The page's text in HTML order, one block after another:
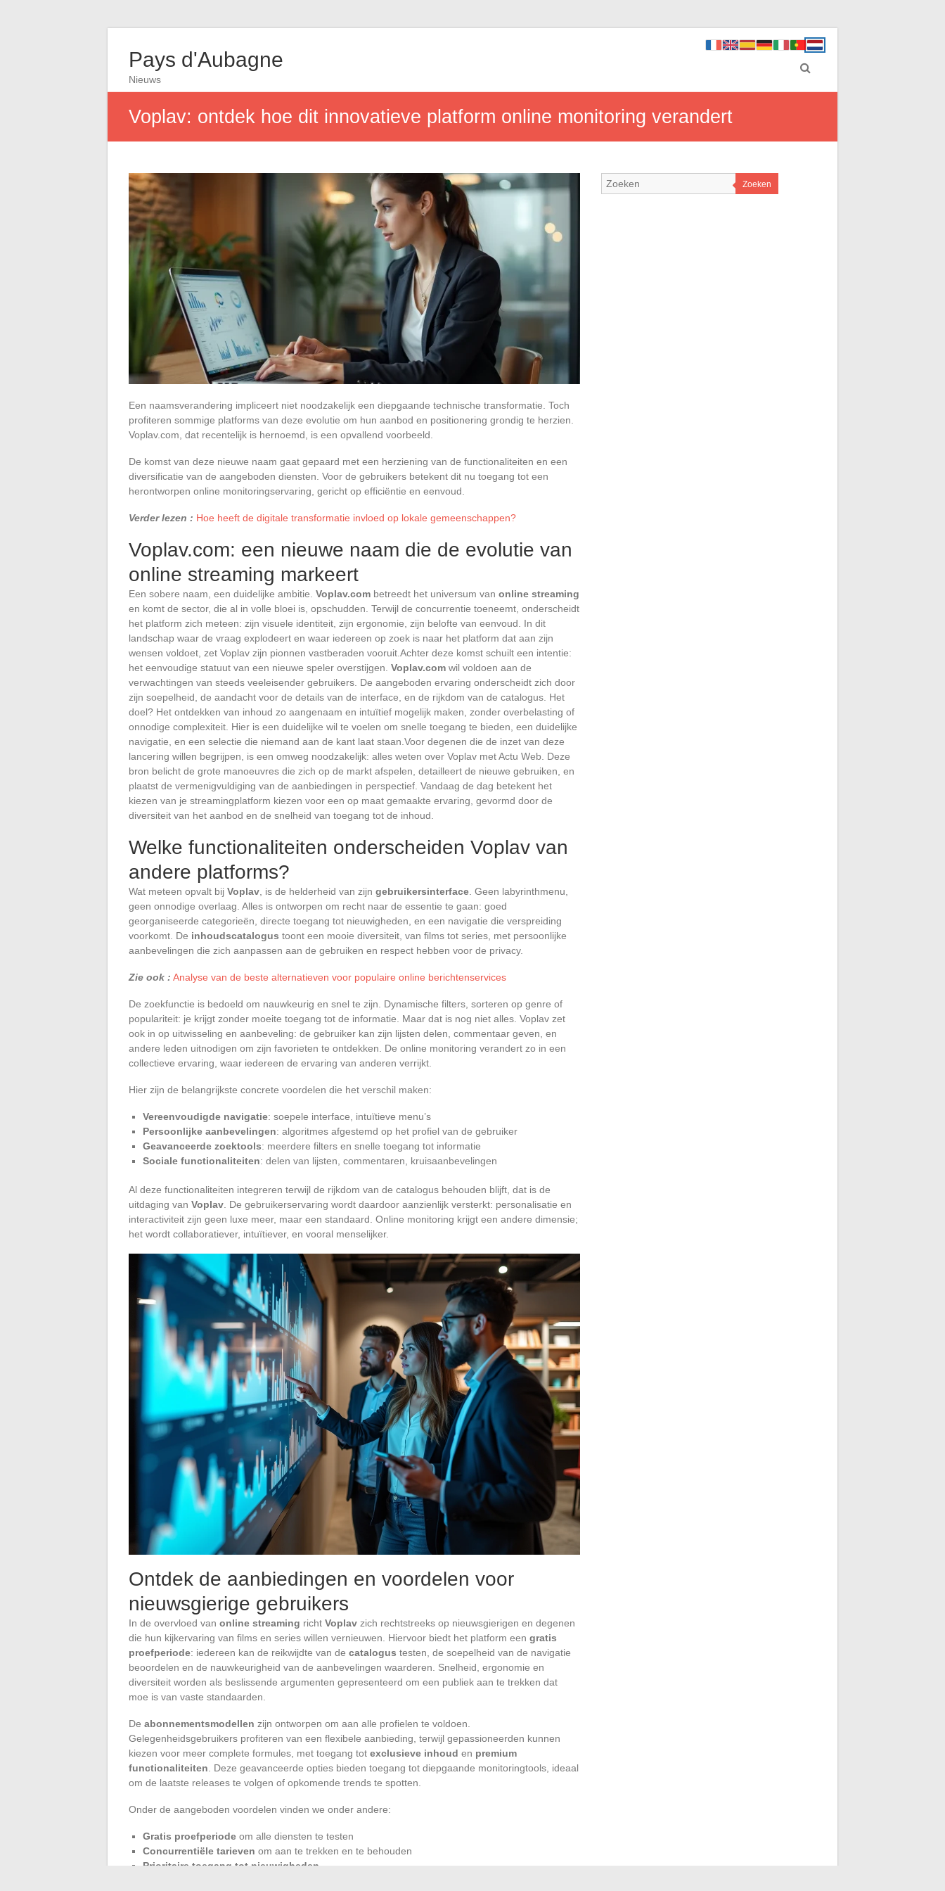
Pays d'Aubagne
Nieuws
Voplav: ontdek hoe dit innovatieve platform online monitoring verandert
Een naamsverandering impliceert niet noodzakelijk een diepgaande technische transformatie. Toch
profiteren sommige platforms van deze evolutie om hun aanbod en positionering grondig te herzien.
Voplav.com, dat recentelijk is hernoemd, is een opvallend voorbeeld.
De komst van deze nieuwe naam gaat gepaard met een herziening van de functionaliteiten en een
diversificatie van de aangeboden diensten. Voor de gebruikers betekent dit nu toegang tot een
herontworpen online monitoringservaring, gericht op efficiëntie en eenvoud.
Verder lezen : Hoe heeft de digitale transformatie invloed op lokale gemeenschappen?
Voplav.com: een nieuwe naam die de evolutie van
online streaming markeert
Een sobere naam, een duidelijke ambitie. Voplav.com betreedt het universum van online streaming
en komt de sector, die al in volle bloei is, opschudden. Terwijl de concurrentie toeneemt, onderscheidt
het platform zich meteen: zijn visuele identiteit, zijn ergonomie, zijn belofte van eenvoud. In dit
landschap waar de vraag explodeert en waar iedereen op zoek is naar het platform dat aan zijn
wensen voldoet, zet Voplav zijn pionnen vastberaden vooruit.Achter deze komst schuilt een intentie:
het eenvoudige statuut van een nieuwe speler overstijgen. Voplav.com wil voldoen aan de
verwachtingen van steeds veeleisender gebruikers. De aangeboden ervaring onderscheidt zich door
zijn soepelheid, de aandacht voor de details van de interface, en de rijkdom van de catalogus. Het
doel? Het ontdekken van inhoud zo aangenaam en intuïtief mogelijk maken, zonder overbelasting of
onnodige complexiteit. Hier is een duidelijke wil te voelen om snelle toegang te bieden, een duidelijke
navigatie, en een selectie die niemand aan de kant laat staan.Voor degenen die de inzet van deze
lancering willen begrijpen, is een omweg noodzakelijk: alles weten over Voplav met Actu Web. Deze
bron belicht de grote manoeuvres die zich op de markt afspelen, detailleert de nieuwe gebruiken, en
plaatst de vermenigvuldiging van de aanbiedingen in perspectief. Vandaag de dag betekent het
kiezen van je streamingplatform kiezen voor een op maat gemaakte ervaring, gevormd door de
diversiteit van het aanbod en de snelheid van toegang tot de inhoud.
Welke functionaliteiten onderscheiden Voplav van
andere platforms?
Wat meteen opvalt bij Voplav , is de helderheid van zijn gebruikersinterface . Geen labyrinthmenu,
geen onnodige overlaag. Alles is ontworpen om recht naar de essentie te gaan: goed
georganiseerde categorieën, directe toegang tot nieuwigheden, en een navigatie die verspreiding
voorkomt. De inhoudscatalogus toont een mooie diversiteit, van films tot series, met persoonlijke
aanbevelingen die zich aanpassen aan de gebruiken en respect hebben voor de privacy.
Zie ook : Analyse van de beste alternatieven voor populaire online berichtenservices
De zoekfunctie is bedoeld om nauwkeurig en snel te zijn. Dynamische filters, sorteren op genre of
populariteit: je krijgt zonder moeite toegang tot de informatie. Maar dat is nog niet alles. Voplav zet
ook in op uitwisseling en aanbeveling: de gebruiker kan zijn lijsten delen, commentaar geven, en
andere leden uitnodigen om zijn favorieten te ontdekken. De online monitoring verandert zo in een
collectieve ervaring, waar iedereen de ervaring van anderen verrijkt.
Hier zijn de belangrijkste concrete voordelen die het verschil maken:
Vereenvoudigde navigatie: soepele interface, intuïtieve menu’s
Persoonlijke aanbevelingen: algoritmes afgestemd op het profiel van de gebruiker
Geavanceerde zoektools: meerdere filters en snelle toegang tot informatie
Sociale functionaliteiten: delen van lijsten, commentaren, kruisaanbevelingen
Al deze functionaliteiten integreren terwijl de rijkdom van de catalogus behouden blijft, dat is de
uitdaging van Voplav . De gebruikerservaring wordt daardoor aanzienlijk versterkt: personalisatie en
interactiviteit zijn geen luxe meer, maar een standaard. Online monitoring krijgt een andere dimensie;
het wordt collaboratiever, intuïtiever, en vooral menselijker.
Ontdek de aanbiedingen en voordelen voor
nieuwsgierige gebruikers
In de overvloed van online streaming richt Voplav zich rechtstreeks op nieuwsgierigen en degenen
die hun kijkervaring van films en series willen vernieuwen. Hiervoor biedt het platform een gratis
proefperiode: iedereen kan de reikwijdte van de catalogus testen, de soepelheid van de navigatie
beoordelen en de nauwkeurigheid van de aanbevelingen waarderen. Snelheid, ergonomie en
diversiteit worden als beslissende argumenten gepresenteerd om een publiek aan te trekken dat
moe is van vaste standaarden.
De abonnementsmodellen zijn ontworpen om aan alle profielen te voldoen.
Gelegenheidsgebruikers profiteren van een flexibele aanbieding, terwijl gepassioneerden kunnen
kiezen voor meer complete formules, met toegang tot exclusieve inhoud en premium
functionaliteiten . Deze geavanceerde opties bieden toegang tot diepgaande monitoringtools, ideaal
om de laatste releases te volgen of opkomende trends te spotten.
Onder de aangeboden voordelen vinden we onder andere:
Gratis proefperiode om alle diensten te testen
Concurrentiële tarieven om aan te trekken en te behouden
Prioritaire toegang tot nieuwigheden
Zoeken